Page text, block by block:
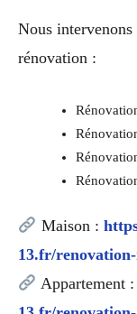
Nous
rénovation :
Maison :
13.fr/
Appartement :